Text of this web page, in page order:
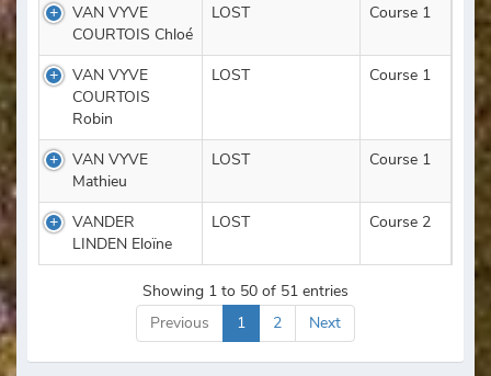
VAN VYVE
COURTOIS Chloé
LOST Course 1
VAN VYVE
COURTOIS
Robin
LOST Course 1
VAN VYVE
Mathieu
LOST Course 1
VANDER
LINDEN Eloïne
LOST Course 2
Showing 1 to 50 of 51 entries
Previous
1 2 Next